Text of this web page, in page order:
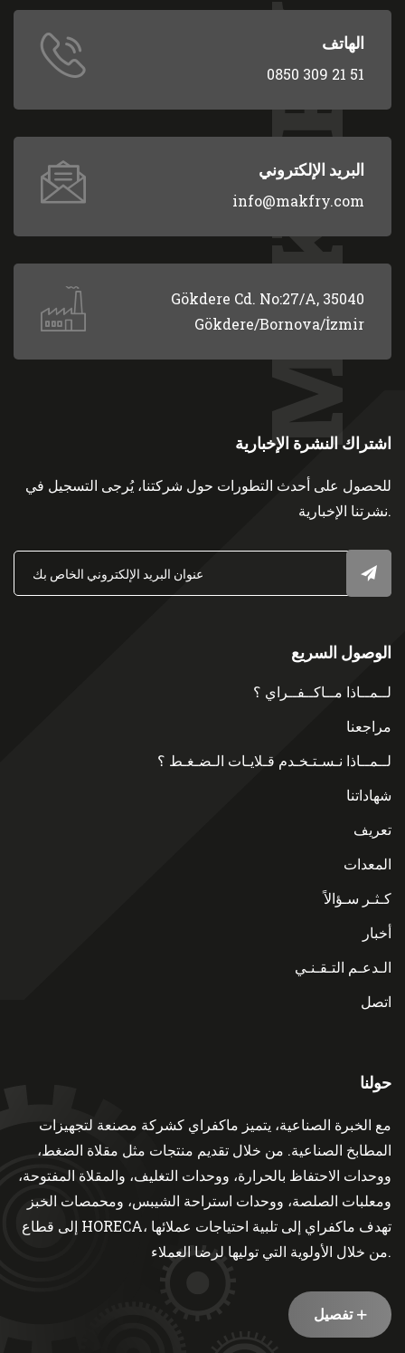
MAKFRY
الهاتف
0850 309 21 51
البريد الإلكتروني
info@makfry.com
Gökdere Cd. No:27/A, 35040
Gökdere/Bornova/İzmir
اشتراك النشرة الإخبارية
للحصول على أحدث التطورات حول شركتنا، يُرجى التسجيل في
نشرتنا الإخبارية.
الوصول السريع
لــمــاذا مــاكــفــراي ؟
مراجعنا
لــمــاذا نـسـتـخـدم قـلايـات الـضـغـط ؟
شهاداتنا
تعريف
المعدات
كـثـر سـؤالاً
أخبار
الـدعـم التـقـنـي
اتصل
حولنا
مع الخبرة الصناعية، يتميز ماكفراي كشركة مصنعة لتجهيزات
المطابخ الصناعية. من خلال تقديم منتجات مثل مقلاة الضغط،
ووحدات الاحتفاظ بالحرارة، ووحدات التغليف، والمقلاة المفتوحة،
ومعلبات الصلصة، ووحدات استراحة الشيبس، ومحمصات الخبز
إلى قطاع HORECA، تهدف ماكفراي إلى تلبية احتياجات عملائها
من خلال الأولوية التي توليها لرضا العملاء.
تفصيل